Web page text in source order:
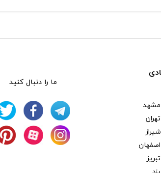
مشهد
ما را دنبال کنید